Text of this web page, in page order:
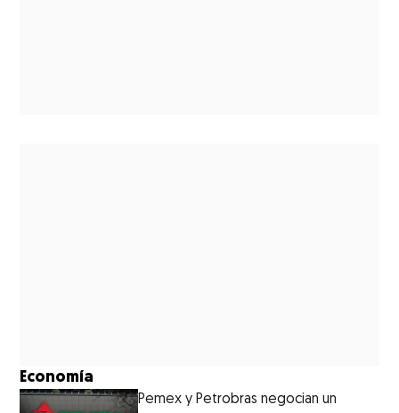
Economía
Pemex y Petrobras negocian un